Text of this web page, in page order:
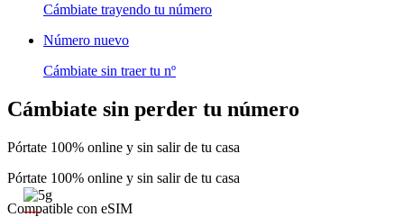
Cámbiate trayendo tu número
Número nuevo
Cámbiate sin traer tu nº
Cámbiate sin perder tu número
Pórtate 100% online y sin salir de tu casa
Pórtate 100% online y sin salir de tu casa
Compatible con eSIM